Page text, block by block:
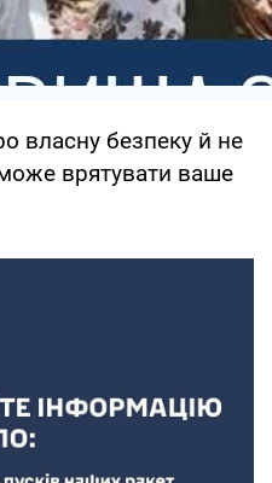
власну безпеку й не
врятувати ваше